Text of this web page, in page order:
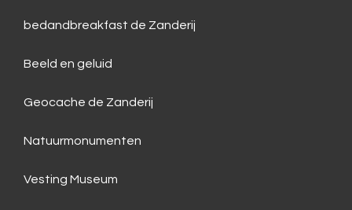
bedandbreakfast de Zanderij
Beeld en geluid
Geocache de Zanderij
Natuurmonumenten
Vesting Museum